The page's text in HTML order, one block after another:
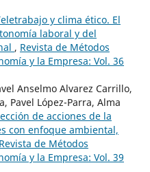
y clima ético. El
laboral y del
, Revista de Métodos
y la Empresa: Vol. 36
Anselmo Alvarez Carrillo,
Pavel López-Parra, Alma
de acciones de la
con enfoque ambiental,
Revista de Métodos
y la Empresa: Vol. 39